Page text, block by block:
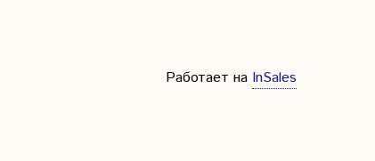
Работает на InSales